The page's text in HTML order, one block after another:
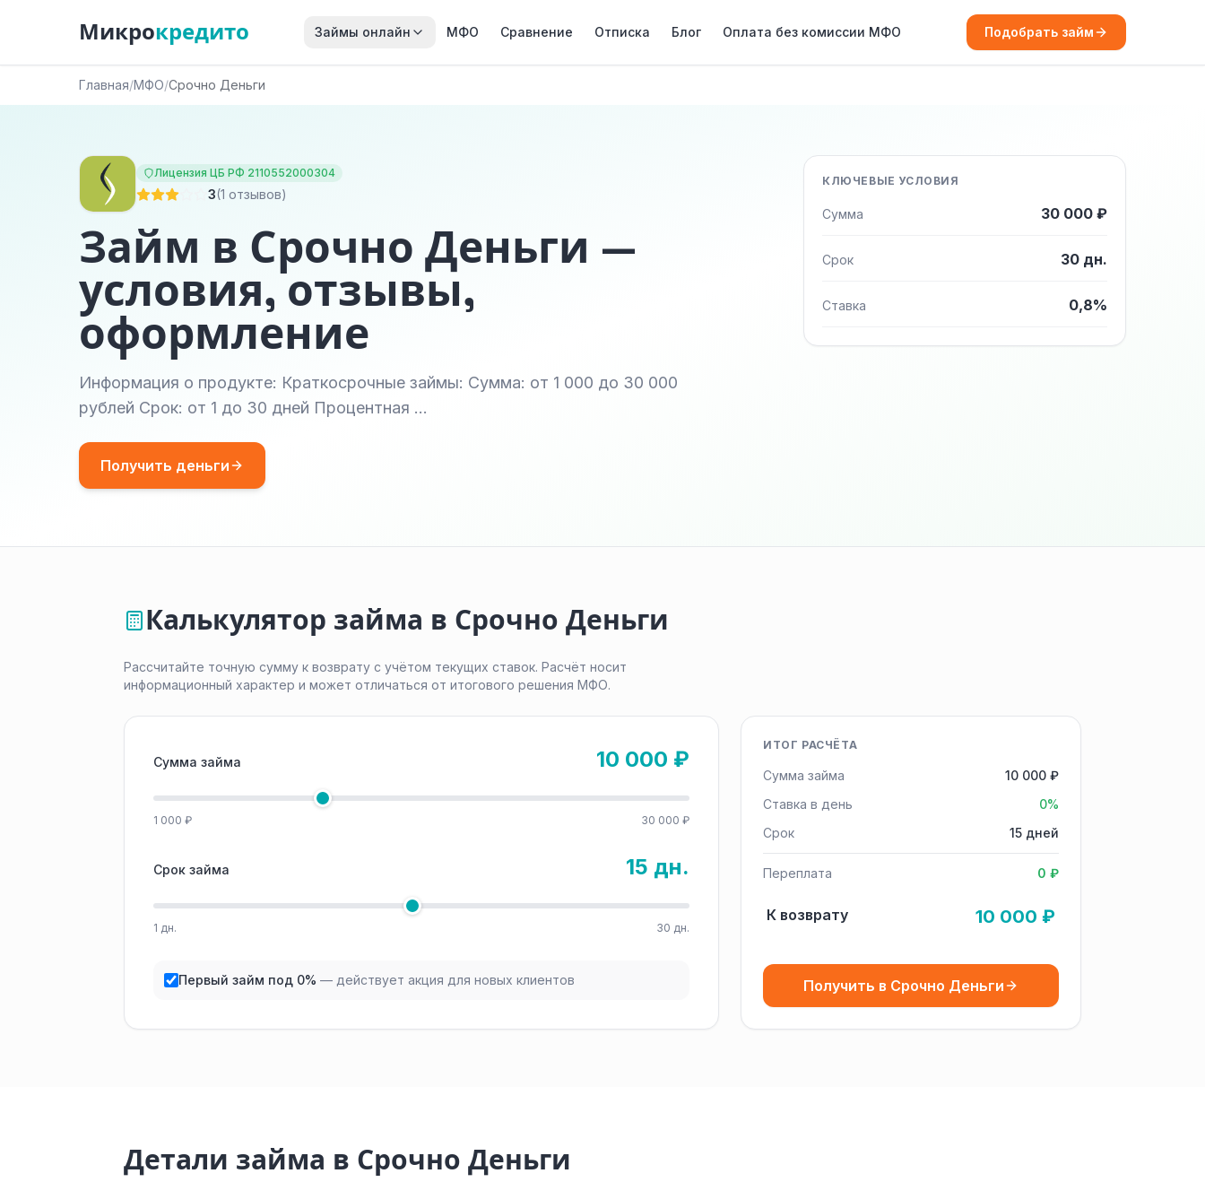
Микрокредито Займы онлайн МФО Сравнение Отписка Блог Оплата без комиссии МФО Подобрать займ
Главная/МФО/Срочно Деньги
Лицензия ЦБ РФ 2110552000304
3(1 отзывов)
Займ в Срочно Деньги —
условия, отзывы,
оформление
Информация о продукте: Краткосрочные займы: Сумма: от 1 000 до 30 000
рублей Срок: от 1 до 30 дней Процентная …
Получить деньги
КЛЮЧЕВЫЕ УСЛОВИЯ
Сумма 30 000 ₽
Срок 30 дн.
Ставка 0,8%
Калькулятор займа в Срочно Деньги
Рассчитайте точную сумму к возврату с учётом текущих ставок. Расчёт носит
информационный характер и может отличаться от итогового решения МФО.
Сумма займа 10 000 ₽
1 000 ₽ 30 000 ₽
Срок займа 15 дн.
1 дн. 30 дн.
Первый займ под 0% — действует акция для новых клиентов
ИТОГ РАСЧЁТА
Сумма займа
10 000 ₽
Ставка в день
0%
Срок
15 дней
Переплата 0 ₽
К возврату 10 000 ₽
Получить в Срочно Деньги
Детали займа в Срочно Деньги